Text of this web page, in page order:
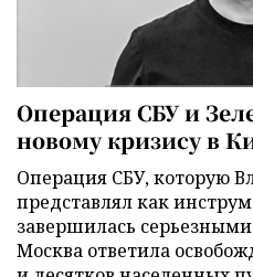
Операция СБУ и
новому кризису в
Операция СБУ, которую
представлял как
завершилась
Москва ответила